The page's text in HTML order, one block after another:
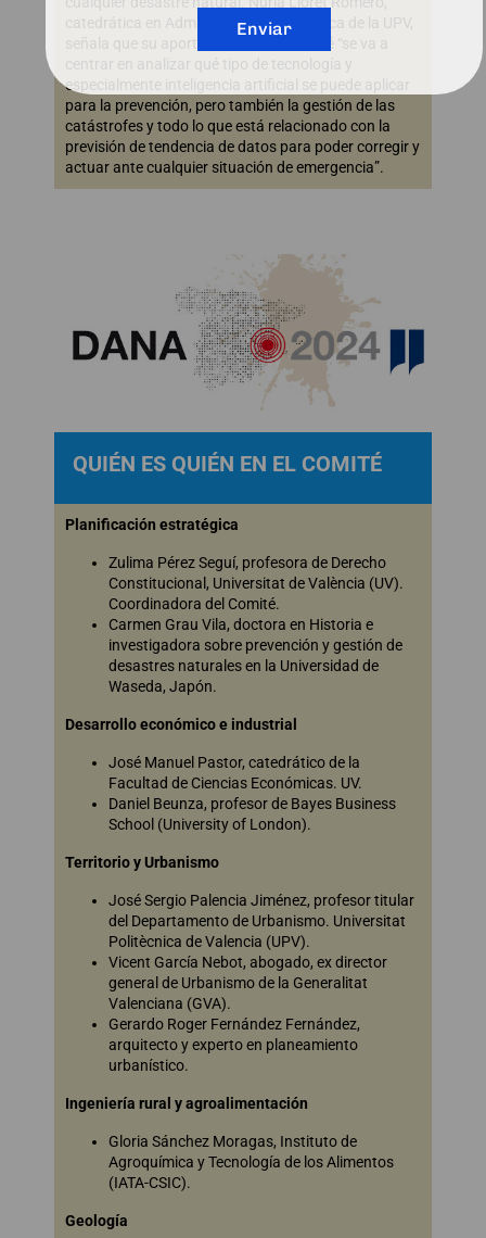
catedrática en Administración Electrónica de la UPV,
señala que su aportación en este comité “se va a
centrar en analizar qué tipo de tecnología y
especialmente inteligencia artificial se puede aplicar
para la prevención, pero también la gestión de las
catástrofes y todo lo que está relacionado con la
previsión de tendencia de datos para poder corregir y
actuar ante cualquier situación de emergencia”.
QUIÉN ES QUIÉN EN EL COMITÉ
Planificación estratégica
Zulima Pérez Seguí, profesora de Derecho
Constitucional, Universitat de València (UV).
Coordinadora del Comité.
Carmen Grau Vila, doctora en Historia e
investigadora sobre prevención y gestión de
desastres naturales en la Universidad de
Waseda, Japón.
Desarrollo económico e industrial
José Manuel Pastor, catedrático de la
Facultad de Ciencias Económicas. UV.
Daniel Beunza, profesor de Bayes Business
School (University of London).
Territorio y Urbanismo
José Sergio Palencia Jiménez, profesor titular
del Departamento de Urbanismo. Universitat
Politècnica de Valencia (UPV).
Vicent García Nebot, abogado, ex director
general de Urbanismo de la Generalitat
Valenciana (GVA).
Gerardo Roger Fernández Fernández,
arquitecto y experto en planeamiento
urbanístico.
Ingeniería rural y agroalimentación
Gloria Sánchez Moragas, Instituto de
Agroquímica y Tecnología de los Alimentos
(IATA-CSIC).
Geología
Enviar